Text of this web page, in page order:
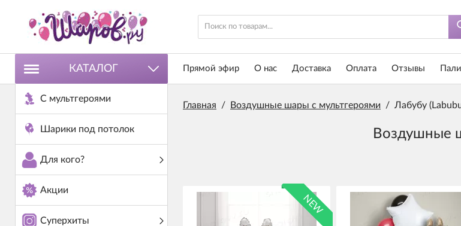
КАТАЛОГ
С мультгероями
Шарики под потолок
Для кого?
Акции
Суперхиты
Прямой эфир О нас Доставка Оплата Отзывы
Главная / Воздушные шары с мультгероями / Лабубу
Воздушные
NEW